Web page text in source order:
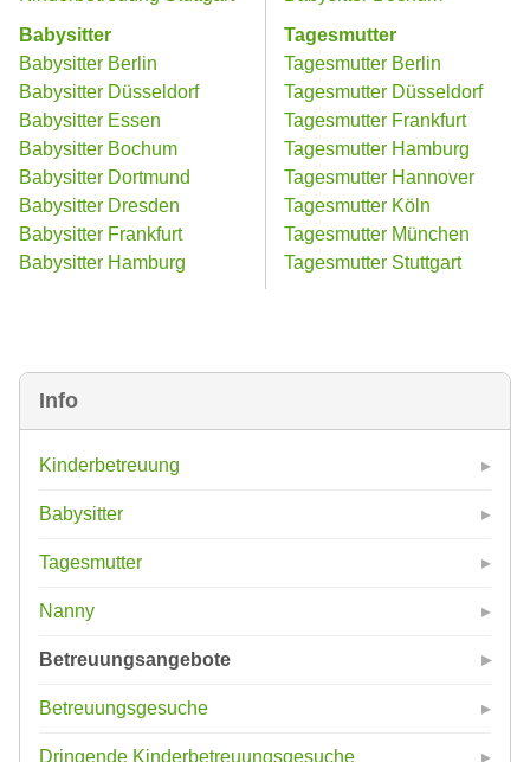
Info
Kinderbetreuung
Babysitter
Tagesmutter
Nanny
Betreuungsangebote
Betreuungsgesuche
Dringende Kinderbetreuungsgesuche
Babysitter
Babysitter Berlin
Babysitter Düsseldorf
Babysitter Essen
Babysitter Bochum
Babysitter Dortmund
Babysitter Dresden
Babysitter Frankfurt
Babysitter Hamburg
Tagesmutter
Tagesmutter Berlin
Tagesmutter Düsseldorf
Tagesmutter Frankfurt
Tagesmutter Hamburg
Tagesmutter Hannover
Tagesmutter Köln
Tagesmutter München
Tagesmutter Stuttgart